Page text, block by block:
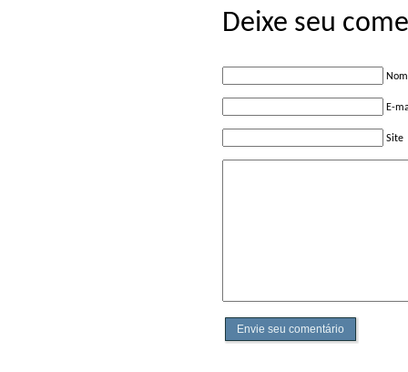
Deixe seu
E-
Site
Envie seu comentário